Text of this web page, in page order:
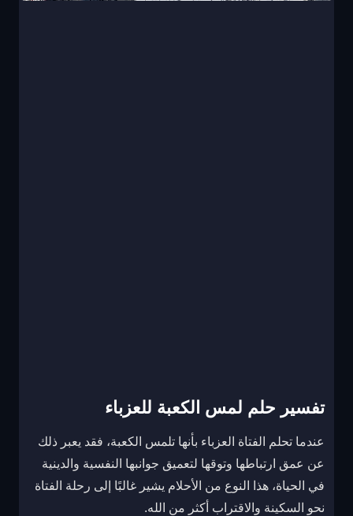
تفسير حلم لمس الكعبة للعزباء
عندما تحلم الفتاة العزباء بأنها تلمس الكعبة، فقد يعبر ذلك
عن عمق ارتباطها وتوقها لتعميق جوانبها النفسية والدينية
في الحياة، هذا النوع من الأحلام يشير غالبًا إلى رحلة الفتاة
نحو السكينة والاقتراب أكثر من الله.